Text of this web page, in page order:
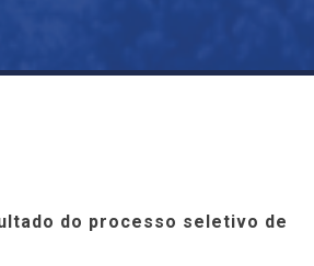
do processo seletivo de